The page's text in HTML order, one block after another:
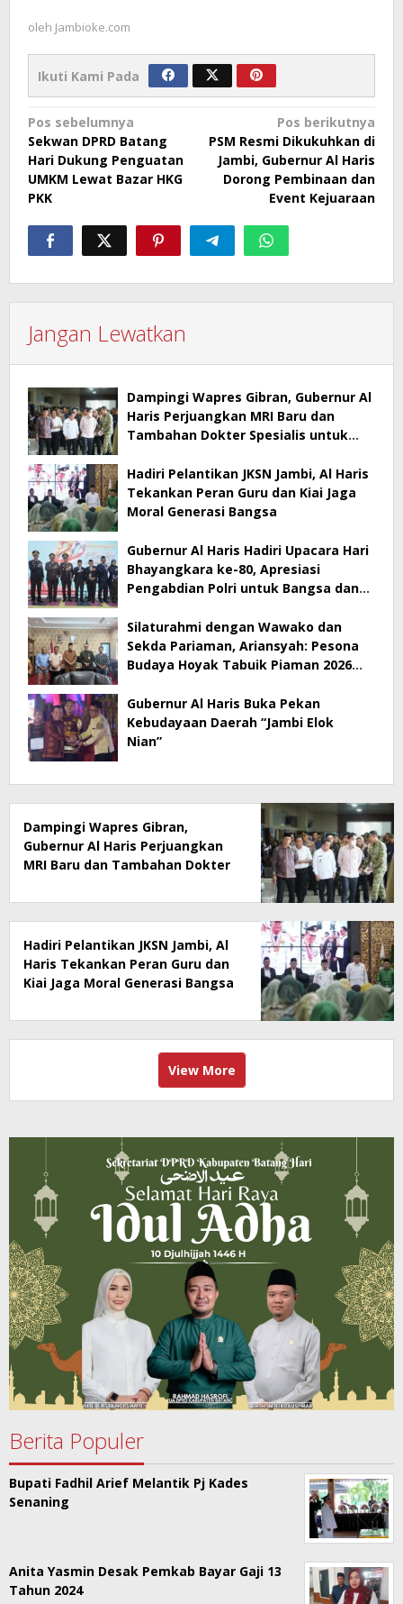
oleh Jambioke.com
Ikuti Kami Pada
Navigasi
pos
Pos sebelumnya
Sekwan DPRD Batang
Hari Dukung Penguatan
UMKM Lewat Bazar HKG
PKK
Pos berikutnya
PSM Resmi Dikukuhkan di
Jambi, Gubernur Al Haris
Dorong Pembinaan dan
Event Kejuaraan
Jangan Lewatkan
Dampingi Wapres Gibran, Gubernur Al
Haris Perjuangkan MRI Baru dan
Tambahan Dokter Spesialis untuk
Hadiri Pelantikan JKSN Jambi, Al Haris
Tekankan Peran Guru dan Kiai Jaga
Moral Generasi Bangsa
Gubernur Al Haris Hadiri Upacara Hari
Bhayangkara ke-80, Apresiasi
Pengabdian Polri untuk Bangsa dan
Silaturahmi dengan Wawako dan
Sekda Pariaman, Ariansyah: Pesona
Budaya Hoyak Tabuik Piaman 2026
Gubernur Al Haris Buka Pekan
Kebudayaan Daerah “Jambi Elok
Nian”
Dampingi Wapres Gibran,
Gubernur Al Haris Perjuangkan
MRI Baru dan Tambahan Dokter
Mattaher
Hadiri Pelantikan JKSN Jambi, Al
Haris Tekankan Peran Guru dan
Kiai Jaga Moral Generasi Bangsa
View More
Berita Populer
Bupati Fadhil Arief Melantik Pj Kades
Senaning
Anita Yasmin Desak Pemkab Bayar Gaji 13
Tahun 2024